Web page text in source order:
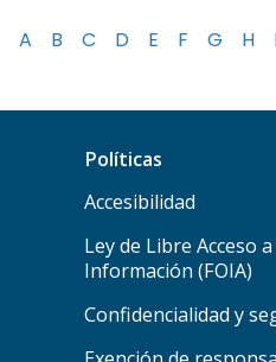
A B C D E F G H
Políticas
Accesibilidad
Ley de Libre Acceso
Información (FOIA)
Confidencialidad y